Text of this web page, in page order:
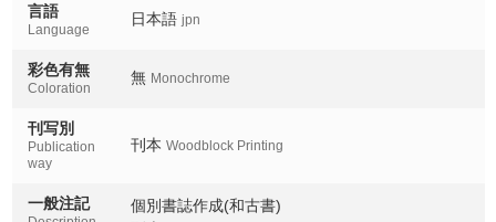
言語
Language
日本語 jpn
彩色有無
Coloration
無 Monochrome
刊写別
Publication
way
刊本 Woodblock Printing
一般注記
個別書誌作成(和古書)